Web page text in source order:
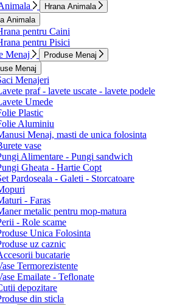
Hrana Animala
Animala
pentru Caini
pentru Pisici
Menaj
Produse Menaj
Menaj
Menajeri
praf - lavete uscate - lavete podele
Umede
Plastic
Aluminiu
Menaj, masti de unica folosinta
vase
Alimentare - Pungi sandwich
Gheata - Hartie Copt
Pardoseala - Galeti - Storcatoare
- Faras
metalic pentru mop-matura
- Role scame
Unica Folosinta
uz caznic
bucatarie
Termorezistente
Emailate - Teflonate
depozitare
din sticla